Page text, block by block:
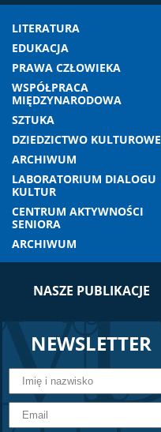
LITERATURA
EDUKACJA
PRAWA CZŁOWIEKA
WSPÓŁPRACA
MIĘDZYNARODOWA
SZTUKA
DZIEDZICTWO KULTUROWE
ARCHIWUM
LABORATORIUM DIALOGU
KULTUR
CENTRUM AKTYWNOŚCI
SENIORA
ARCHIWUM
NASZE PUBLIKACJE
NEWSLETTER